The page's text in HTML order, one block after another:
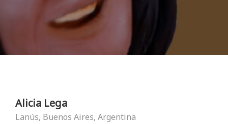
Alicia Lega
Lanús, Buenos Aires, Argentina